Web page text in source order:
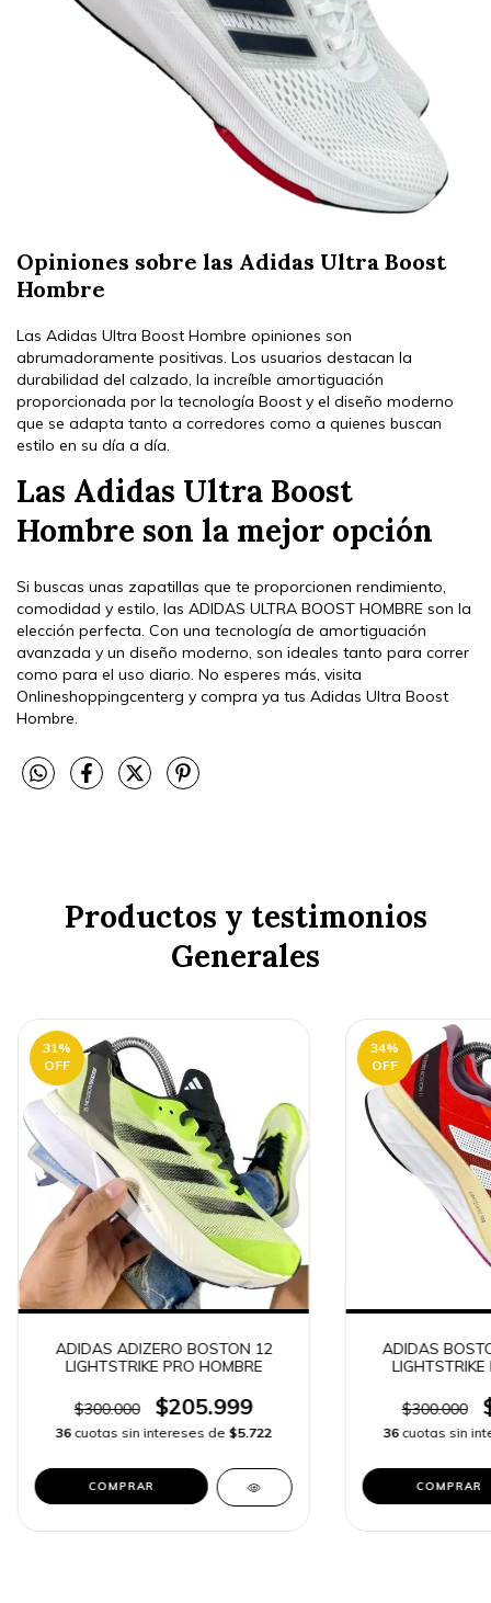
Opiniones sobre las Adidas Ultra Boost
Hombre
Las Adidas Ultra Boost Hombre opiniones son
abrumadoramente positivas. Los usuarios destacan la
durabilidad del calzado, la increíble amortiguación
proporcionada por la tecnología Boost y el diseño moderno
que se adapta tanto a corredores como a quienes buscan
estilo en su día a día.
Las Adidas Ultra Boost
Hombre son la mejor opción
Si buscas unas zapatillas que te proporcionen rendimiento,
comodidad y estilo, las ADIDAS ULTRA BOOST HOMBRE son la
elección perfecta. Con una tecnología de amortiguación
avanzada y un diseño moderno, son ideales tanto para correr
como para el uso diario. No esperes más, visita
Onlineshoppingcenterg y compra ya tus Adidas Ultra Boost
Hombre.
Productos y testimonios
Generales
31%
OFF
ADIDAS ADIZERO BOSTON 12
LIGHTSTRIKE PRO HOMBRE
$300.000 $205.999
36 cuotas sin intereses de $5.722
COMPRAR
34%
OFF
ADIDAS
$300.000
36 cuotas sin
COMPRAR